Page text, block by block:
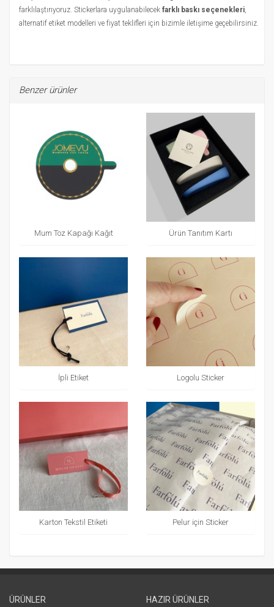
farklılaştırıyoruz. Stickerlara uygulanabilecek farklı baskı seçenekleri
alternatif etiket modelleri ve fiyat teklifleri için bizimle iletişime geçebilirsiniz.
Benzer ürünler
Mum Toz Kapağı Kağıt Ürün Tanıtım Kartı
İpli Etiket Logolu Sticker
Karton Tekstil Etiketi Pelur için Sticker
ÜRÜNLER
HAZIR ÜRÜNLER